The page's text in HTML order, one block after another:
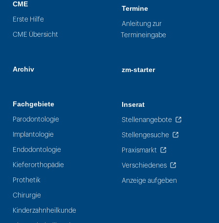
CME
Erste Hilfe
CME Übersicht
Archiv
Fachgebiete
Parodontologie
Implantologie
Endodontologie
Kieferorthopädie
Prothetik
Chirurgie
Kinderzahnheilkunde
Termine
Anleitung zur
Termineingabe
zm-starter
Inserat
Stellenangebote
Stellengesuche
Praxismarkt
Verschiedenes
Anzeige aufgeben